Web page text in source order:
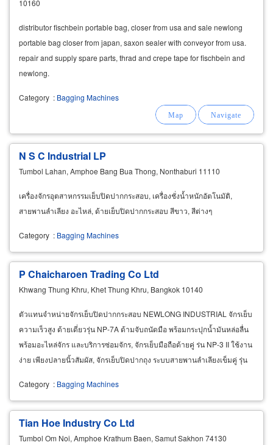
10160
distributor fischbein portable bag, closer from usa and sale newlong
portable bag closer from japan, saxon sealer with conveyor from usa.
repair and supply spare parts, thrad and crepe tape for fischbein and
newlong.
Category : Bagging Machines
N S C Industrial LP
Tumbol Lahan, Amphoe Bang Bua Thong, Nonthaburi 11110
เครื่องจักรอุตสาหกรรมเย็บปิดปากกระสอบ, เครื่องชั่งน้ำหนักอัตโนมัติ,
สายพานลำเลียง อะไหล่, ด้ายเย็บปิดปากกระสอบ สีขาว, สีต่างๆ
Category : Bagging Machines
P Chaicharoen Trading Co Ltd
Khwang Thung Khru, Khet Thung Khru, Bangkok 10140
ตัวแทนจำหน่ายจักรเย็บปิดปากกระสอบ NEWLONG INDUSTRIAL จักรเย็บ
ความเร็วสูง ด้ายเดี่ยวรุ่น NP-7A ด้ามจับถนัดมือ พร้อมกระปุกน้ำมันหล่อลื่น
พร้อมอะไหล่จักร และบริการซ่อมจักร, จักรเย็บมือถือด้ายคู่ ร่น NP-3 II ใช้งาน
ง่าย เพียงปลายนิ้วสัมผัส, จักรเย็บปิดปากถุง ระบบสายพานลำเลียงเข็มคู่ รุ่น
Category : Bagging Machines
Tian Hoe Industry Co Ltd
Tumbol Om Noi, Amphoe Krathum Baen, Samut Sakhon 74130